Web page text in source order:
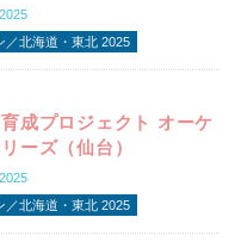
／北海道・東北 2025
成プロジェクト オーケ
ーズ（仙台）
／北海道・東北 2025